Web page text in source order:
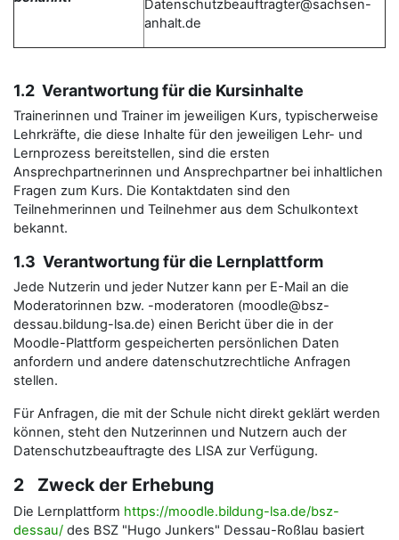
Datenschutzbeauftragter@sachsen-
anhalt.de
1.2 Verantwortung für die Kursinhalte
Trainerinnen und Trainer im jeweiligen Kurs, typischerweise
Lehrkräfte, die diese Inhalte für den jeweiligen Lehr- und
Lernprozess bereitstellen, sind die ersten
Ansprechpartnerinnen und Ansprechpartner bei inhaltlichen
Fragen zum Kurs. Die Kontaktdaten sind den
Teilnehmerinnen und Teilnehmer aus dem Schulkontext
bekannt.
1.3 Verantwortung für die Lernplattform
Jede Nutzerin und jeder Nutzer kann per E-Mail an die
Moderatorinnen bzw. -moderatoren (moodle@bsz-
dessau.bildung-lsa.de) einen Bericht über die in der
Moodle-Plattform gespeicherten persönlichen Daten
anfordern und andere datenschutzrechtliche Anfragen
stellen.
Für Anfragen, die mit der Schule nicht direkt geklärt werden
können, steht den Nutzerinnen und Nutzern auch der
Datenschutzbeauftragte des LISA zur Verfügung.
2 Zweck der Erhebung
Die Lernplattform https://moodle.bildung-lsa.de/bsz-
dessau/ des BSZ "Hugo Junkers" Dessau-Roßlau basiert